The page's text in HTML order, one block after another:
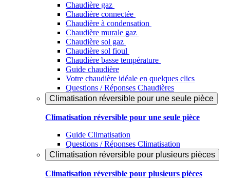
Chaudière gaz
Chaudière connectée
Chaudière à condensation
Chaudière murale gaz
Chaudière sol gaz
Chaudière sol fioul
Chaudière basse température
Guide chaudière
Votre chaudière idéale en quelques clics
Questions / Réponses Chaudières
Climatisation réversible pour une seule pièce
Climatisation réversible pour une seule pièce
Guide Climatisation
Questions / Réponses Climatisation
Climatisation réversible pour plusieurs pièces
Climatisation réversible pour plusieurs pièces